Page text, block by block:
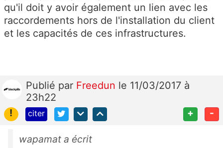
qu'il doit y avoir également un lien avec les
raccordements hors de l'installation du client
et les capacités de ces infrastructures.
Publié par Freedun le 11/03/2017 à
23h22
!
citer + -
wapamat a écrit